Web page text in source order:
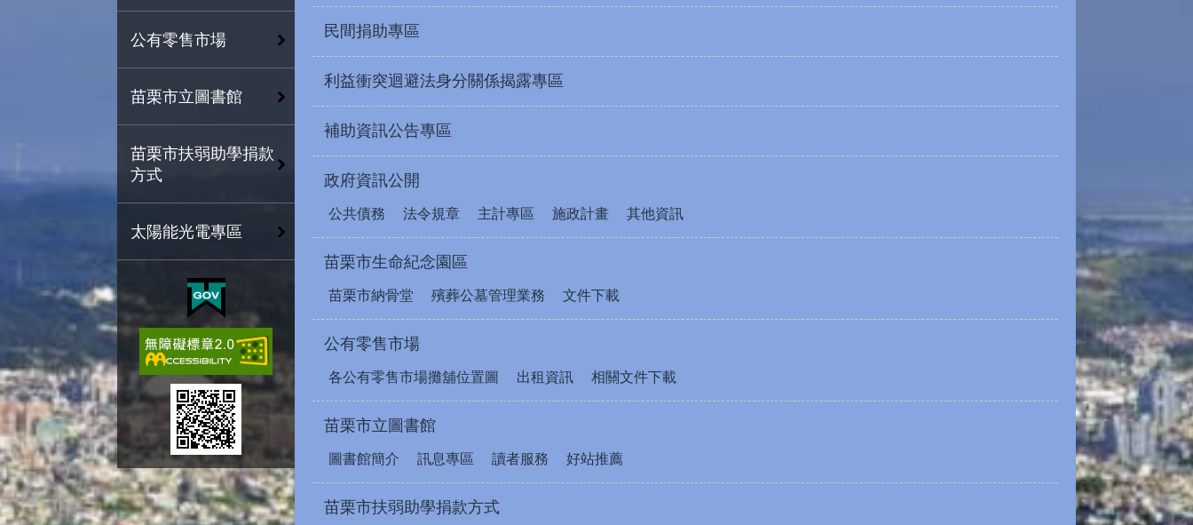
公有零售市場
苗栗市立圖書館
苗栗市扶弱助學捐款
方式
太陽能光電專區
民間捐助專區
利益衝突迴避法身分關係揭露專區
補助資訊公告專區
政府資訊公開
公共債務 法令規章 主計專區 施政計畫 其他資訊
苗栗市生命紀念園區
苗栗市納骨堂 殯葬公墓管理業務 文件下載
公有零售市場
各公有零售市場攤舖位置圖 出租資訊 相關文件下載
苗栗市立圖書館
圖書館簡介 訊息專區 讀者服務 好站推薦
苗栗市扶弱助學捐款方式